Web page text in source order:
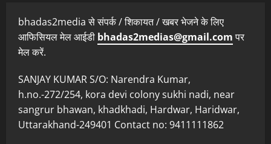
bhadas2media से संपर्क / शिकायत / खबर भेजने के लिए
आफिसियल मेल आईडी bhadas2medias@gmail.comपर
मेल करें.
SANJAY KUMAR S/O: Narendra Kumar,
h.no.-272/254, kora devi colony sukhi nadi, near
sangrur bhawan, khadkhadi, Hardwar, Haridwar,
Uttarakhand-249401 Contact no: 9411111862